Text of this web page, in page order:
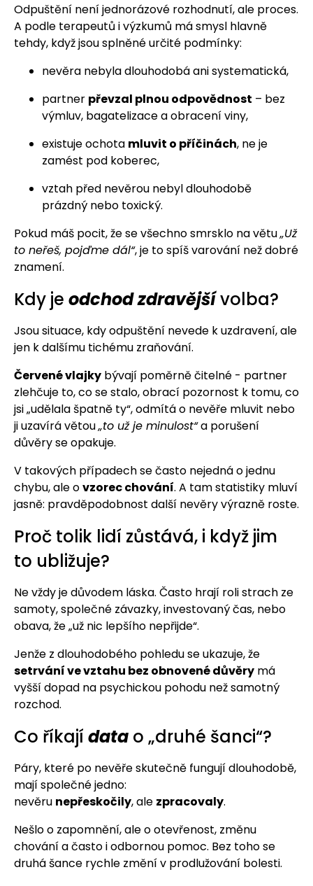
Odpuštění není jednorázové rozhodnutí, ale proces.
A podle terapeutů i výzkumů má smysl hlavně
tehdy, když jsou splněné určité podmínky:
nevěra nebyla dlouhodobá ani systematická,
partner převzal plnou odpovědnost – bez
výmluv, bagatelizace a obracení viny,
existuje ochota mluvit o příčinách, ne je
zamést pod koberec,
vztah před nevěrou nebyl dlouhodobě
prázdný nebo toxický.
Pokud máš pocit, že se všechno smrsklo na větu„Už
to neřeš, pojďme dál“, je to spíš varování než dobré
znamení.
Kdy je odchod zdravějšívolba?
Jsou situace, kdy odpuštění nevede k uzdravení, ale
jen k dalšímu tichému zraňování.
Červené vlajky bývají poměrně čitelné - partner
zlehčuje to, co se stalo, obrací pozornost k tomu, co
jsi „udělala špatně ty“, odmítá o nevěře mluvit nebo
ji uzavírá větou„to už je minulost“a porušení
důvěry se opakuje.
V takových případech se často nejedná o jednu
chybu, ale ovzorec chování. A tam statistiky mluví
jasně: pravděpodobnost další nevěry výrazně roste.
Proč tolik lidí zůstává, i když jim
to ubližuje?
Ne vždy je důvodem láska. Často hrají roli strach ze
samoty, společné závazky, investovaný čas, nebo
obava, že „už nic lepšího nepřijde“.
Jenže z dlouhodobého pohledu se ukazuje, že
setrvání ve vztahu bez obnovené důvěry má
vyšší dopad na psychickou pohodu než samotný
rozchod.
Co říkají data o „druhé šanci“?
Páry, které po nevěře skutečně fungují dlouhodobě,
mají společné jedno:
nevěru nepřeskočily, ale zpracovaly.
Nešlo o zapomnění, ale o otevřenost, změnu
chování a často i odbornou pomoc. Bez toho se
druhá šance rychle změní v prodlužování bolesti.